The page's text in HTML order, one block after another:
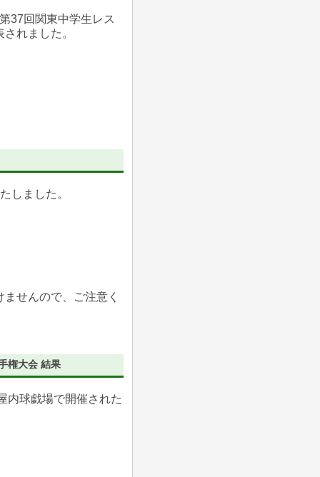
37回関東中学生レス
れました。
しました。
せんので、ご注意く
権大会 結果
内球戯場で開催された